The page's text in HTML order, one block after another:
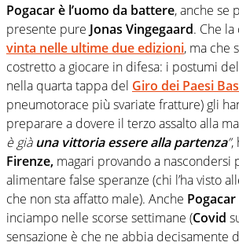
Pogacarè l’uomo da battere, anche se
presente pure Jonas Vingegaard. Che
vinta nelle ultime due edizioni, ma che
costretto a giocare in difesa: i postumi
nella quarta tappa del Giro dei Paesi
pneumotorace più svariate fratture) gli
preparare a dovere il terzo assalto alla
è giàuna vittoria essere alla partenza”,
Firenze, magari provando a nascondersi
alimentare false speranze (chi l’ha visto
che non sta affatto male). Anche Pogacar
inciampo nelle scorse settimane (Covid
sensazione è che ne abbia decisamente